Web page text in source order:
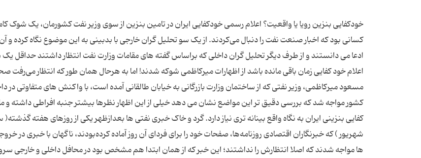
خودکفایی بنزین رویا یا واقعیت؟ اعلام رسمی خودکفایی ایران در تامین بنزین از سوی وزیر نفت کشورمان، یک شوک
کسانی بود که اخبار صنعت نفت را دنبال می‌کردند. از یک‌ سو تحلیل ‌گران خارجی با بدبینی به این موضوع نگاه کرده و
ادعا می دانستند و از طرف دیگر تحلیل گران داخلی که براساس گفته ‌های مقامات وزارت نفت انتظار داشتند حداقل یک
اعلام خود کفایی زمان باقی مانده باشد از اظهارات میرکاظمی شوکه شدند! اما به هرحال همان طور که انتظار می‌رفت
مسعود میرکاظمی، وزیر نفتی که از ساختمان وزارت بازرگانی به خیابان طالقانی آمده است، با واکنش‌ های متفاوتی در
کشور مواجه شد که بررسی دقیق ‌تر این مواضع نشان می‌ دهد خیلی از این اظهار نظرها بیشتر جنبه افراطی داشته و
شهریور ) که خبرنگاران اقتصادی روزنامه‌ها، صفحات خود را برای فردای آن روز آماده کرده‌بودند، ناگهان با خبری در
ها مواجه شدند که اصلا انتظارش را نداشتند؛ این خبر که از همان ابتدا هم مشخص بود در محافل داخلی و خارجی